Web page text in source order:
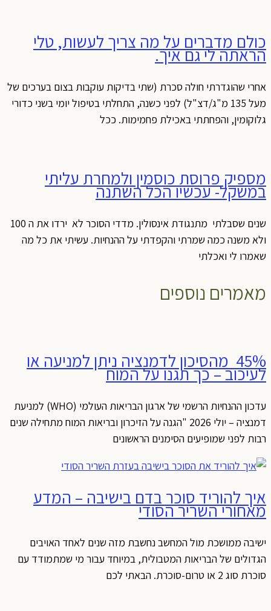
כולם מדברים על מה צריך לעשות, טלי
הראתה לי גם איך.
אחרי שהוגדרתי חולה סכרת (שתי בדיקות עוקבות בצום בערכים של
מעל 135 מ"ג/דצ"ל) לפני כשנה, התחלתי בטיפול יומי בשני כדורי
גלוקומין, והפחתתי באכילת פחמימות. ככל
מספיק פרוסת כוסמין ולמחרת עליתי
במשקל- עכשיו הכל השתנה
שנים שסבלתי מתנגודת אינסולין. מדדי הסוכר לא ירדו את ה 100
ולא משנה כמה שמרתי והקפדתי על ההנחיות. עשיתי את כל מה
שאמרו לי ואכלתי
מאמרים נוספים
45% מהסיכון לדמנציה ניתן למניעה או
לעיכוב – כך תגנו על המוח
עדכון ההנחיות הרשמי של ארגון הבריאות העולמי (WHO) למניעת
דמנציה – יולי 2026 "הגנה על הזיכרון ובריאות המוח מתחילה שנים
רבות לפני שמופיעים הסימנים הראשונים
איך להוריד סוכר בדם בישיבה – המדע
מאחורי השריר הסודי
ישיבה ממושכת מול המחשב נחשבת מזה שנים לאחד האויבים
הגדולים של הבריאות המטבולית, במיוחד עבור מי שמתמודד עם
סוכרת סוג 2 או טרום-סוכרת. הבאתי לכם